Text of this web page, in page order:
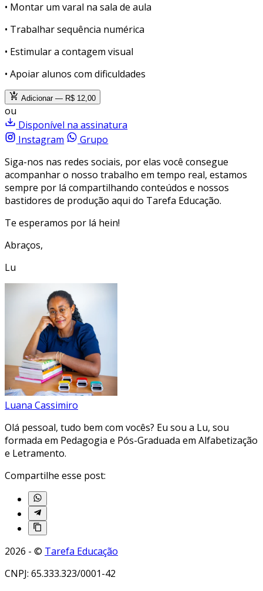
• Montar um varal na sala de aula
• Trabalhar sequência numérica
• Estimular a contagem visual
• Apoiar alunos com dificuldades
Adicionar — R$ 12,00
ou
Disponível na assinatura
Instagram
Grupo
Siga-nos nas redes sociais, por elas você consegue
acompanhar o nosso trabalho em tempo real, estamos
sempre por lá compartilhando conteúdos e nossos
bastidores de produção aqui do Tarefa Educação.
Te esperamos por lá hein!
Abraços,
Lu
Luana Cassimiro
Olá pessoal, tudo bem com vocês? Eu sou a Lu, sou
formada em Pedagogia e Pós-Graduada em Alfabetização
e Letramento.
Compartilhe esse post:
2026 - © Tarefa Educação
CNPJ: 65.333.323/0001-42